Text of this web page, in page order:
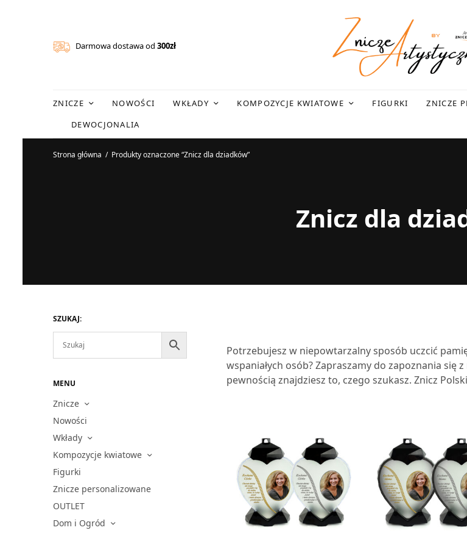
Darmowa dostawa od300zł
ZNICZE NOWOŚCI WKŁADY KOMPOZYCJE KWIATOWE FIGURKI ZNICZE
DEWOCJONALIA
Strona główna / Produkty oznaczone “Znicz dla dziadków”
Znicz dla
SZUKAJ:
MENU
Znicze
Nowości
Wkłady
Kompozycje kwiatowe
Figurki
Znicze personalizowane
OUTLET
Dom i Ogród
Potrzebujesz w niepowtarzalny sposób uczcić
wspaniałych osób? Zapraszamy do zapoznania się
pewnością znajdziesz to, czego szukasz. Znicz